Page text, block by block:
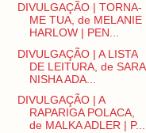
DIVULGAÇÃO | TORNA-
ME TUA, de MELANIE
HARLOW | PEN...
DIVULGAÇÃO | A LISTA
DE LEITURA, de SARA
NISHA ADA...
DIVULGAÇÃO | A
RAPARIGA POLACA,
de MALKA ADLER | P...